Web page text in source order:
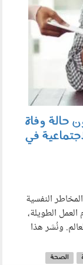
حالة وفاة
في
النفسية
الطويلة،
العالم. ونُشر هذا
الصحة